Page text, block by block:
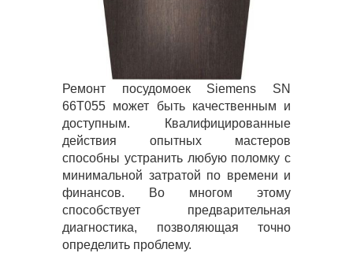
Ремонт посудомоек Siemens SN
66T055 может быть качественным и
доступным. Квалифицированные
действия опытных мастеров
способны устранить любую поломку с
минимальной затратой по времени и
финансов. Во многом этому
способствует предварительная
диагностика, позволяющая точно
определить проблему.